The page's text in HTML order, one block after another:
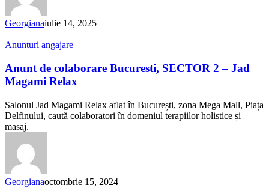
Masaj
cu
și
Georgianaiulie 14, 2025
Anunt
colaborare
Bucuresti,
SECTOR
–
Jad
Magami
Relax
Anunturi angajare
Anunt de colaborare Bucuresti, SECTOR 2 – Jad
Magami Relax
Salonul Jad Magami Relax aflat în București, zona Mega Mall, Piața
Delfinului, caută colaboratori în domeniul terapiilor holistice și
masaj.
Georgianaoctombrie 15, 2024